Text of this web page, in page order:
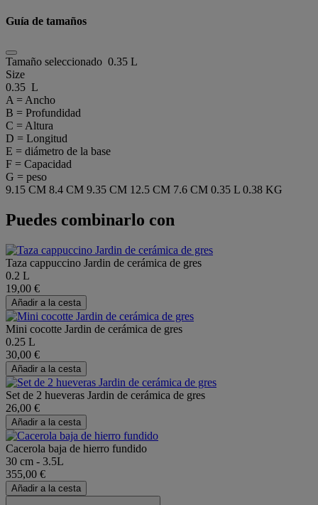
Guía de tamaños
Tamaño seleccionado 0.35 L
Size
0.35 L
A = Ancho
B = Profundidad
C = Altura
D = Longitud
E = diámetro de la base
F = Capacidad
G = peso
9.15 CM 8.4 CM 9.35 CM 12.5 CM 7.6 CM 0.35 L 0.38 KG
Puedes combinarlo con
Taza cappuccino Jardin de cerámica de gres
0.2 L
19,00 €
Añadir a la cesta
Mini cocotte Jardin de cerámica de gres
0.25 L
30,00 €
Añadir a la cesta
Set de 2 hueveras Jardin de cerámica de gres
26,00 €
Añadir a la cesta
Cacerola baja de hierro fundido
30 cm - 3.5L
355,00 €
Añadir a la cesta